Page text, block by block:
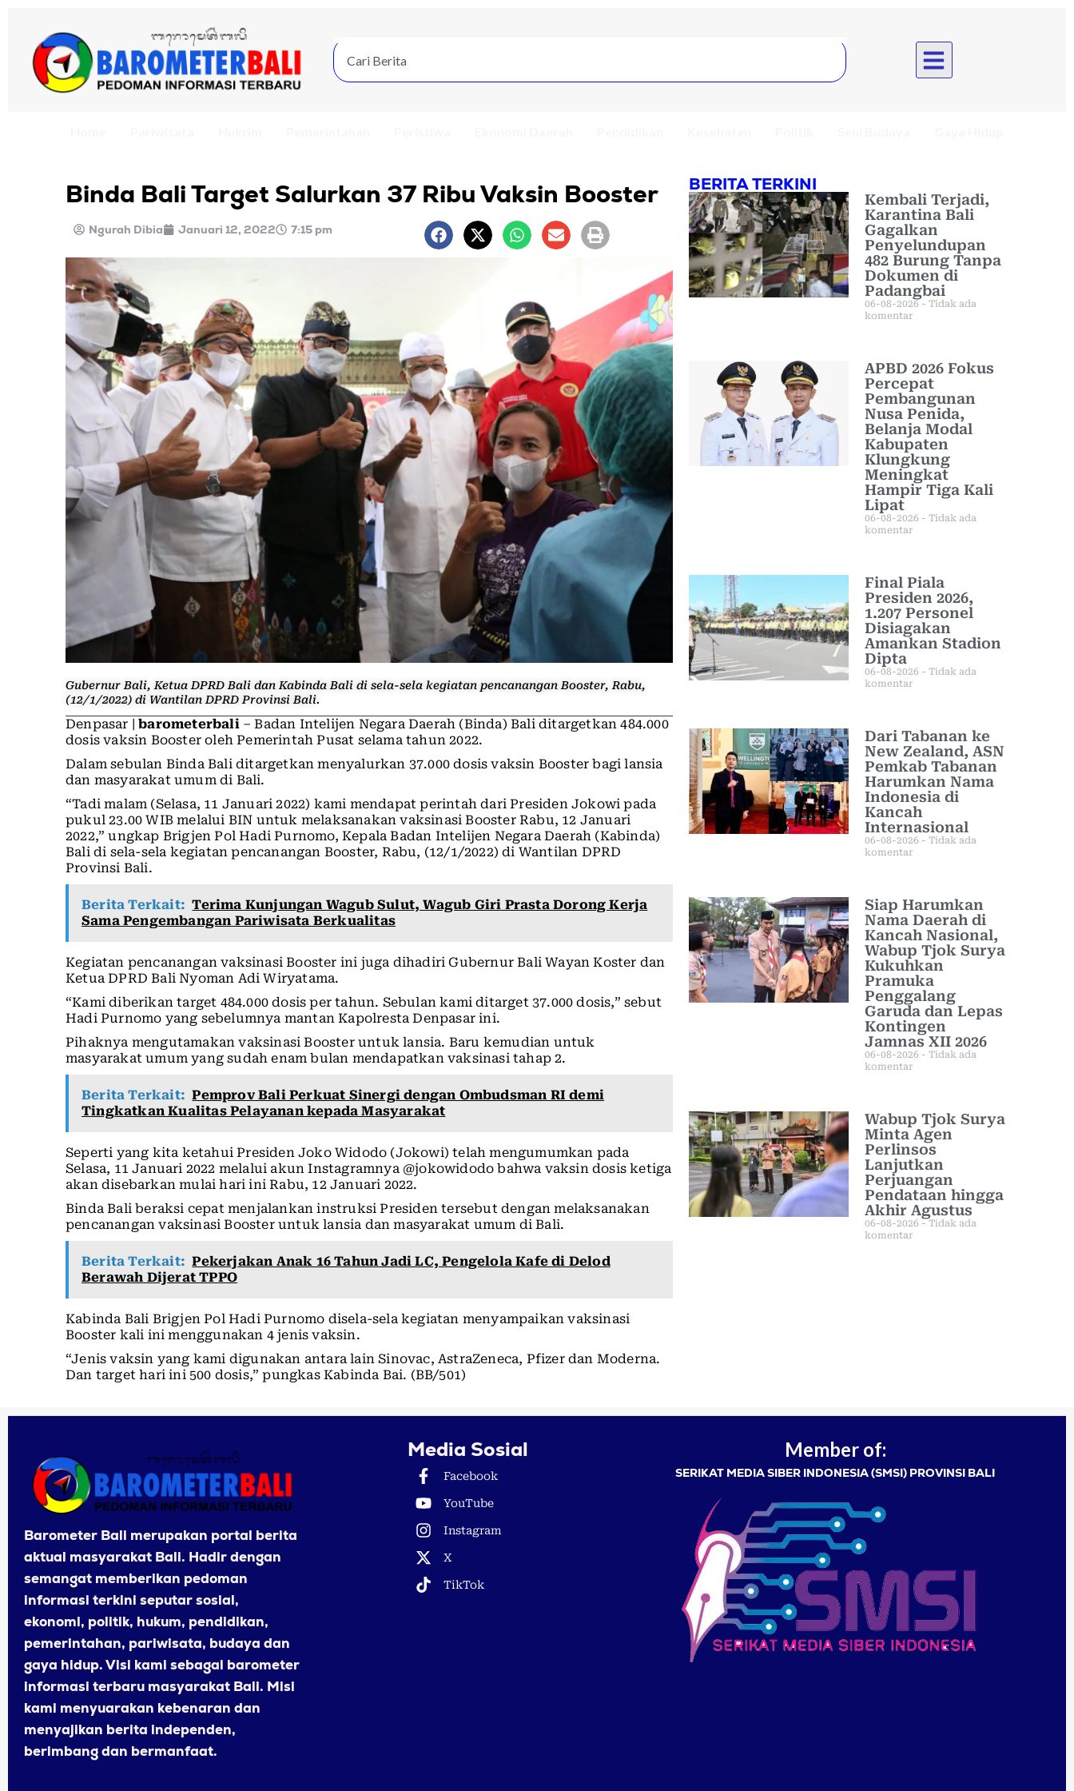
Binda Bali Target Salurkan 37 Ribu Vaksin Booster
Ngurah Dibia Januari 12, 2022 7:15 pm
Gubernur Bali, Ketua DPRD Bali dan Kabinda Bali di sela-sela kegiatan pencanangan Booster, Rabu,
(12/1/2022) di Wantilan DPRD Provinsi Bali.
Denpasar |barometerbali– Badan Intelijen Negara Daerah (Binda) Bali ditargetkan 484.000
dosis vaksin Booster oleh Pemerintah Pusat selama tahun 2022.
Dalam sebulan Binda Bali ditargetkan menyalurkan 37.000 dosis vaksin Booster bagi lansia
dan masyarakat umum di Bali.
“Tadi malam (Selasa, 11 Januari 2022) kami mendapat perintah dari Presiden Jokowi pada
pukul 23.00 WIB melalui BIN untuk melaksanakan vaksinasi Booster Rabu, 12 Januari
2022,” ungkap Brigjen Pol Hadi Purnomo, Kepala Badan Intelijen Negara Daerah (Kabinda)
Bali di sela-sela kegiatan pencanangan Booster, Rabu, (12/1/2022) di Wantilan DPRD
Provinsi Bali.
Berita Terkait: Terima Kunjungan Wagub Sulut, Wagub Giri Prasta Dorong Kerja
Sama Pengembangan Pariwisata Berkualitas
Kegiatan pencanangan vaksinasi Booster ini juga dihadiri Gubernur Bali Wayan Koster dan
Ketua DPRD Bali Nyoman Adi Wiryatama.
“Kami diberikan target 484.000 dosis per tahun. Sebulan kami ditarget 37.000 dosis,” sebut
Hadi Purnomo yang sebelumnya mantan Kapolresta Denpasar ini.
Pihaknya mengutamakan vaksinasi Booster untuk lansia. Baru kemudian untuk
masyarakat umum yang sudah enam bulan mendapatkan vaksinasi tahap 2.
Berita Terkait: Pemprov Bali Perkuat Sinergi dengan Ombudsman RI demi
Tingkatkan Kualitas Pelayanan kepada Masyarakat
Seperti yang kita ketahui Presiden Joko Widodo (Jokowi) telah mengumumkan pada
Selasa, 11 Januari 2022 melalui akun Instagramnya @jokowidodo bahwa vaksin dosis ketiga
akan disebarkan mulai hari ini Rabu, 12 Januari 2022.
Binda Bali beraksi cepat menjalankan instruksi Presiden tersebut dengan melaksanakan
pencanangan vaksinasi Booster untuk lansia dan masyarakat umum di Bali.
Berita Terkait: Pekerjakan Anak 16 Tahun Jadi LC, Pengelola Kafe di Delod
Berawah Dijerat TPPO
Kabinda Bali Brigjen Pol Hadi Purnomo disela-sela kegiatan menyampaikan vaksinasi
Booster kali ini menggunakan 4 jenis vaksin.
“Jenis vaksin yang kami digunakan antara lain Sinovac, AstraZeneca, Pfizer dan Moderna.
Dan target hari ini 500 dosis,” pungkas Kabinda Bai. (BB/501)
BERITA TERKINI
Kembali Terjadi,
Karantina Bali
Gagalkan
Penyelundupan
482 Burung Tanpa
Dokumen di
Padangbai
06-08-2026
Tidak ada
komentar
APBD 2026 Fokus
Percepat
Pembangunan
Nusa Penida,
Belanja Modal
Kabupaten
Klungkung
Meningkat
Hampir Tiga Kali
Lipat
06-08-2026
Tidak ada
komentar
Final Piala
Presiden 2026,
1.207 Personel
Disiagakan
Amankan Stadion
Dipta
06-08-2026
Tidak ada
komentar
Dari Tabanan ke
New Zealand, ASN
Pemkab Tabanan
Harumkan Nama
Indonesia di
Kancah
Internasional
06-08-2026
Tidak ada
komentar
Siap Harumkan
Nama Daerah di
Kancah Nasional,
Wabup Tjok Surya
Kukuhkan
Pramuka
Penggalang
Garuda dan Lepas
Kontingen
Jamnas XII 2026
06-08-2026
Tidak ada
komentar
Wabup Tjok Surya
Minta Agen
Perlinsos
Lanjutkan
Perjuangan
Pendataan hingga
Akhir Agustus
06-08-2026
Tidak ada
komentar
Barometer Bali merupakan portal berita
aktual masyarakat Bali. Hadir dengan
semangat memberikan pedoman
informasi terkini seputar sosial,
ekonomi, politik, hukum, pendidikan,
pemerintahan, pariwisata, budaya dan
gaya hidup. Visi kami sebagai barometer
informasi terbaru masyarakat Bali. Misi
kami menyuarakan kebenaran dan
menyajikan berita independen,
berimbang dan bermanfaat.
Media Sosial
Facebook
YouTube
Instagram
X
TikTok
Member of:
SERIKAT MEDIA SIBER INDONESIA (SMSI) PROVINSI BALI